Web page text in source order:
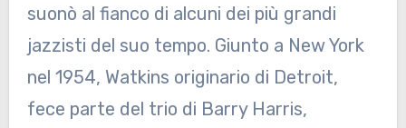
suonò al fianco di alcuni dei più grandi
jazzisti del suo tempo. Giunto a New York
nel 1954, Watkins originario di Detroit,
fece parte del trio di Barry Harris,